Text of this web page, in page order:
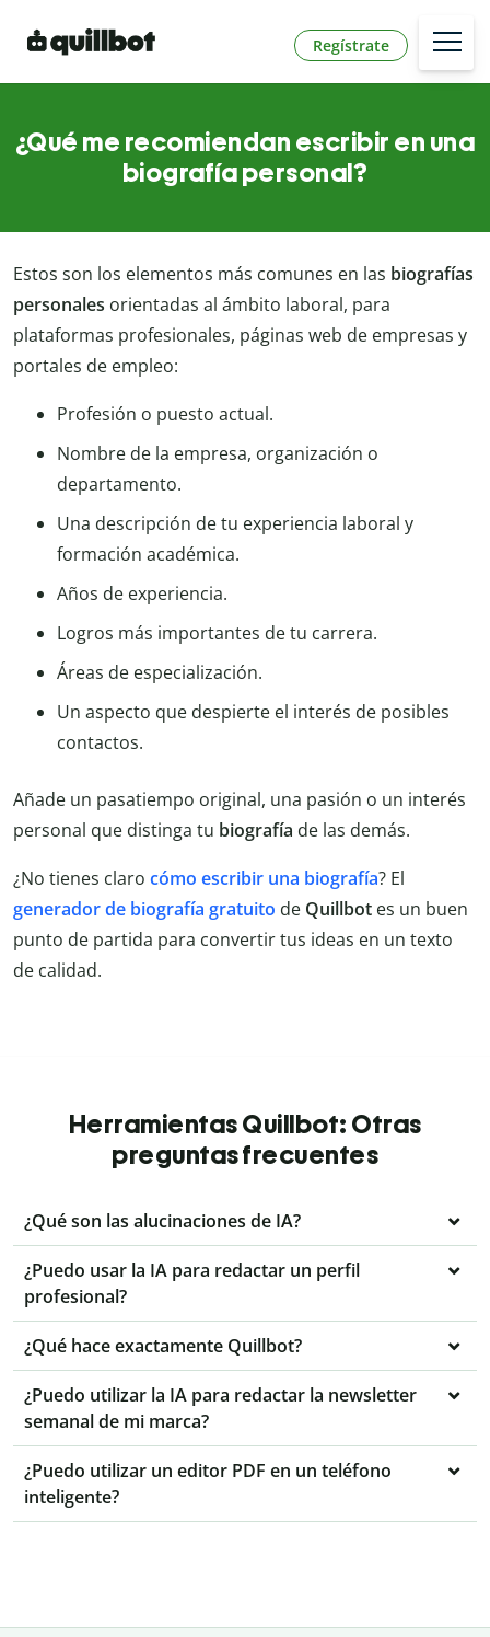
Regístrate
¿Qué me recomiendan escribir en una
biografía personal?
Estos son los elementos más comunes en las biografías
personales orientadas al ámbito laboral, para
plataformas profesionales, páginas web de empresas y
portales de empleo:
Profesión o puesto actual.
Nombre de la empresa, organización o
departamento.
Una descripción de tu experiencia laboral y
formación académica.
Años de experiencia.
Logros más importantes de tu carrera.
Áreas de especialización.
Un aspecto que despierte el interés de posibles
contactos.
Añade un pasatiempo original, una pasión o un interés
personal que distinga tu biografía de las demás.
¿No tienes claro cómo escribir una biografía? El
generador de biografía gratuito de Quillbot es un buen
punto de partida para convertir tus ideas en un texto
de calidad.
Herramientas Quillbot: Otras
preguntas frecuentes
¿Qué son las alucinaciones de IA?
¿Puedo usar la IA para redactar un perfil
profesional?
¿Qué hace exactamente Quillbot?
¿Puedo utilizar la IA para redactar la newsletter
semanal de mi marca?
¿Puedo utilizar un editor PDF en un teléfono
inteligente?